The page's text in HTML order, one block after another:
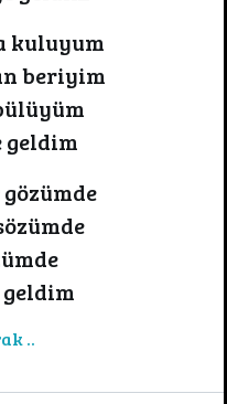
kuluyum
beriyim
geldim
..